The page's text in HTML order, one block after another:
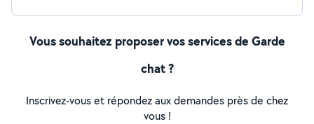
Vous souhaitez proposer vos services de Garde
chat ?
Inscrivez-vous et répondez aux demandes près de chez
vous !